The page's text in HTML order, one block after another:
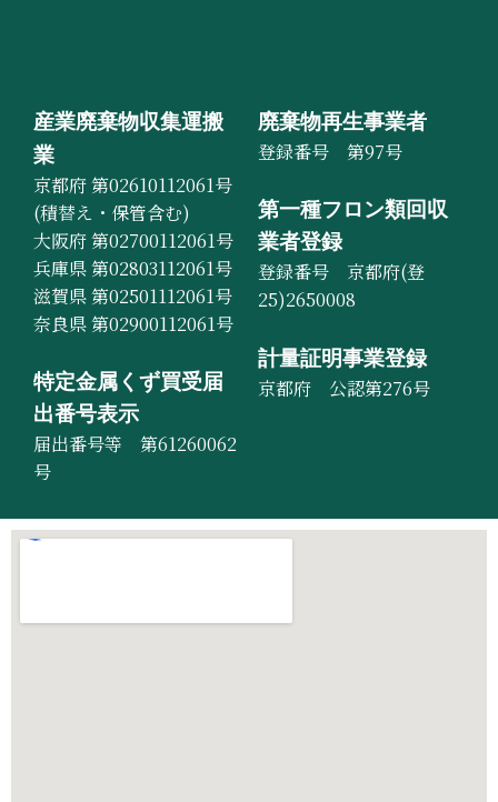
産業廃棄物収集運搬
業
京都府 第02610112061号
(積替え・保管含む)
大阪府 第02700112061号
兵庫県 第02803112061号
滋賀県 第02501112061号
奈良県 第02900112061号
特定金属くず買受届
出番号表示
届出番号等 第61260062
号
廃棄物再生事業者
登録番号 第97号
第一種フロン類回収
業者登録
登録番号 京都府(登
25)2650008
計量証明事業登録
京都府 公認第276号